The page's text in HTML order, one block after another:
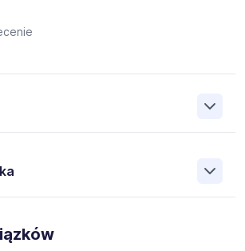
i Doradztwa Personalnego Work &
jedną z największych niezależnych